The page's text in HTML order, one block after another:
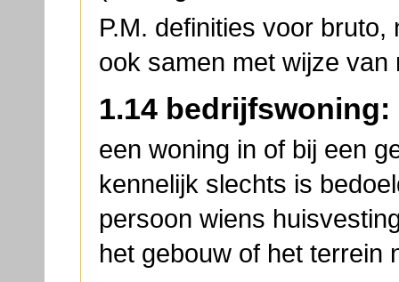
P.M. definities voor
ook samen met wijze van
1.14 bedrijfswoning:
een woning in of bij een
kennelijk slechts is
persoon wiens
het gebouw of het terrein